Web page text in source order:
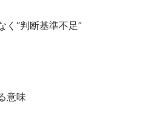
く“判断基準不足”
意味